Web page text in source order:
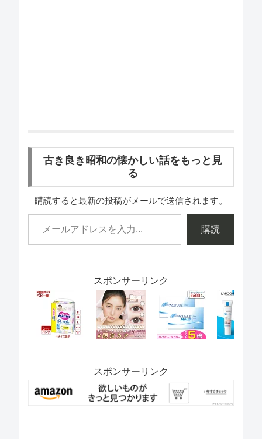
古き良き昭和の懐かしい話をもっと見
る
購読すると最新の投稿がメールで送信されます。
購読
スポンサーリンク
スポンサーリンク